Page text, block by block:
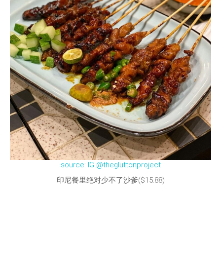
source: IG @thegluttonproject
印尼餐里绝对少不了沙爹($15.88)